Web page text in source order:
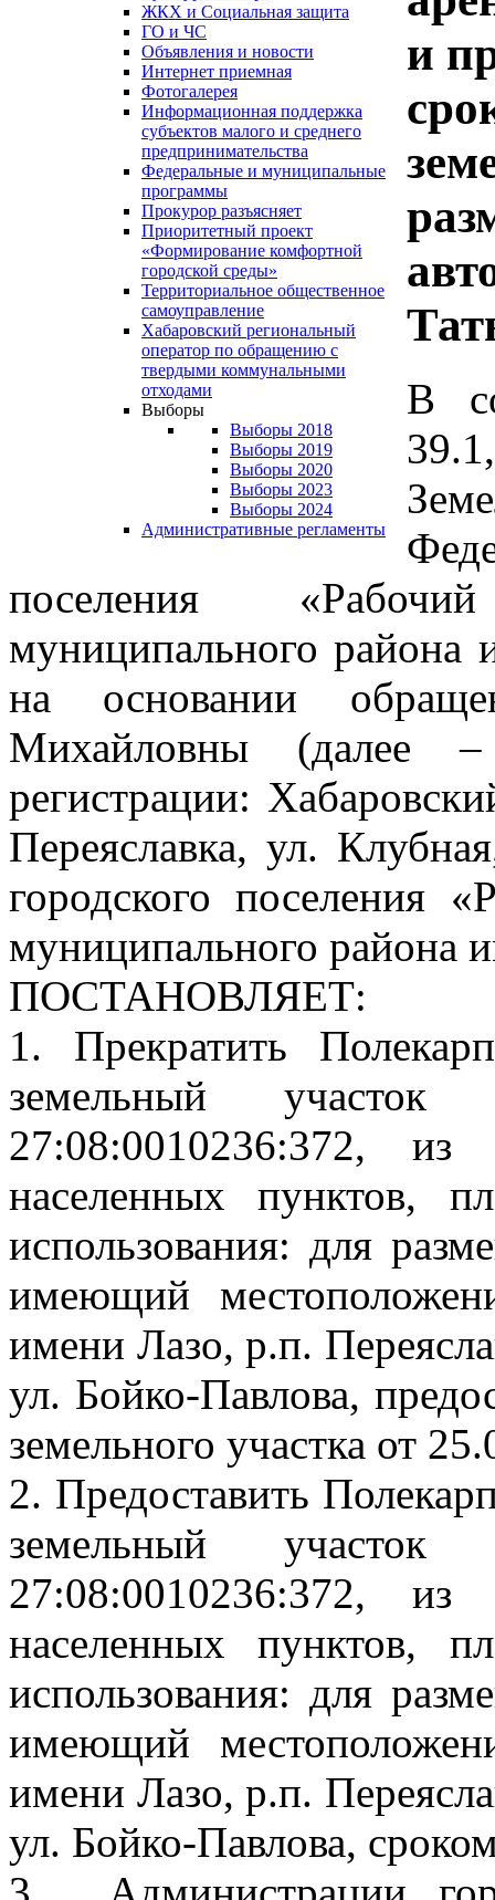
ЖКХ и Социальная защита
ГО и ЧС
Объявления и новости
Интернет приемная
Фотогалерея
Информационная поддержка
субъектов малого и среднего
предпринимательства
Федеральные и муниципальные
программы
Прокурор разъясняет
Приоритетный проект
«Формирование комфортной
городской среды»
Территориальное общественное
самоуправление
Хабаровский региональный
оператор по обращению с
твердыми коммунальными
отходами
Выборы
Выборы 2018
Выборы 2019
Выборы 2020
Выборы 2023
Выборы 2024
Административные регламенты
и
В
поселения
муниципального района
на основании
Михайловны (далее
регистрации:
Переяславка, ул.
городского поселения
муниципального района
ПОСТАНОВЛЯЕТ:
1. Прекратить
земельный
27:08:0010236:372,
населенных пунктов,
использования: для
имеющий
имени Лазо, р.п.
ул. Бойко-Павлова,
земельного участка от
2. Предоставить
земельный
27:08:0010236:372,
населенных пунктов,
использования: для
имеющий
имени Лазо, р.п.
ул. Бойко-Павлова,